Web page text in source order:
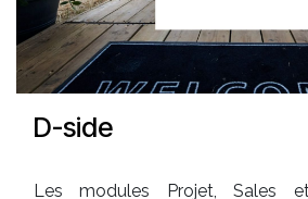
D-side
Les modules Projet, Sales